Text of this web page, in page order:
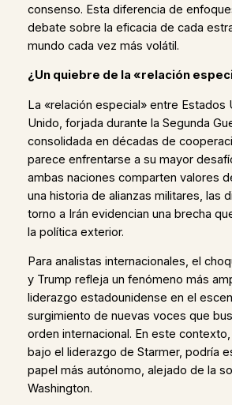
consenso. Esta diferencia de
debate sobre la eficacia de cada
mundo cada vez más volátil.
¿Un quiebre de la «relación
La «relación especial» entre Estados
Unido, forjada durante la Segunda
consolidada en décadas de
parece enfrentarse a su mayor
ambas naciones comparten valores
una historia de alianzas militares, las
torno a Irán evidencian una brecha
la política exterior.
Para analistas internacionales, el
y Trump refleja un fenómeno más
liderazgo estadounidense en el
surgimiento de nuevas voces que
orden internacional. En este
bajo el liderazgo de Starmer, podría
papel más autónomo, alejado de la
Washington.